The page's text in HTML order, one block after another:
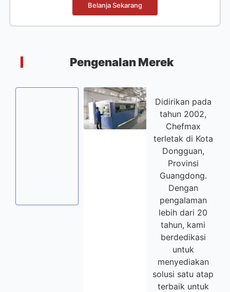
Belanja Sekarang
Pengenalan Merek
Didirikan pada
tahun 2002,
Chefmax
terletak di Kota
Dongguan,
Provinsi
Guangdong.
Dengan
pengalaman
lebih dari 20
tahun, kami
berdedikasi
untuk
menyediakan
solusi satu atap
terbaik untuk
Mesin bor
digital